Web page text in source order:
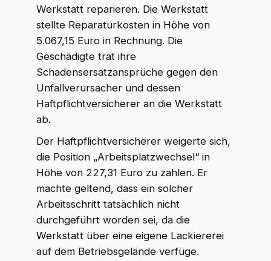
Werkstatt reparieren. Die Werkstatt
stellte Reparaturkosten in Höhe von
5.067,15 Euro in Rechnung. Die
Geschädigte trat ihre
Schadensersatzansprüche gegen den
Unfallverursacher und dessen
Haftpflichtversicherer an die Werkstatt
ab.
Der Haftpflichtversicherer weigerte sich,
die Position „Arbeitsplatzwechsel“ in
Höhe von 227,31 Euro zu zahlen. Er
machte geltend, dass ein solcher
Arbeitsschritt tatsächlich nicht
durchgeführt worden sei, da die
Werkstatt über eine eigene Lackiererei
auf dem Betriebsgelände verfüge.